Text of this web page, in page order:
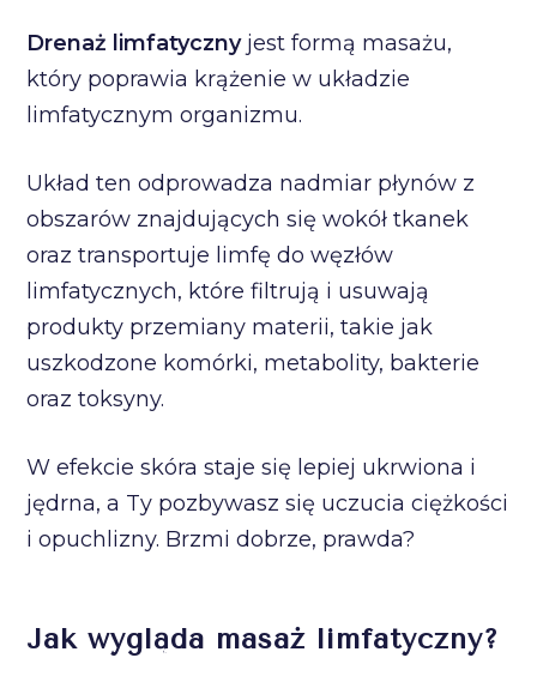
Drenaż limfatycznyjest formą masażu,
który poprawia krążenie w układzie
limfatycznym organizmu.
Układ ten odprowadza nadmiar płynów z
obszarów znajdujących się wokół tkanek
oraz transportuje limfę do węzłów
limfatycznych, które filtrują i usuwają
produkty przemiany materii, takie jak
uszkodzone komórki, metabolity, bakterie
oraz toksyny.
W efekcie skóra staje się lepiej ukrwiona i
jędrna, a Ty pozbywasz się uczucia ciężkości
i opuchlizny. Brzmi dobrze, prawda?
Jak wygląda masaż limfatyczny?